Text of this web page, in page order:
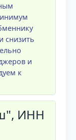
снизить
и
к
ИНН